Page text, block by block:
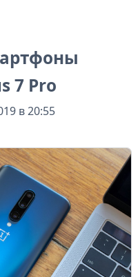
7 Pro
в 20:55